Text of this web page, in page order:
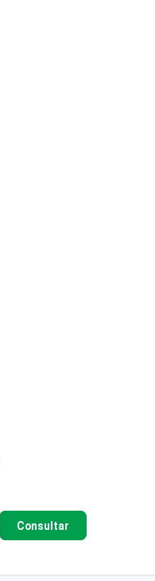
Consultar